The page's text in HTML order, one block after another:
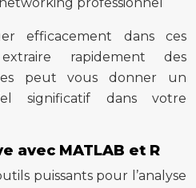
efficacement dans ces
rapidement des
peut vous donner un
significatif dans votre
avec MATLAB et R
puissants pour l’analyse